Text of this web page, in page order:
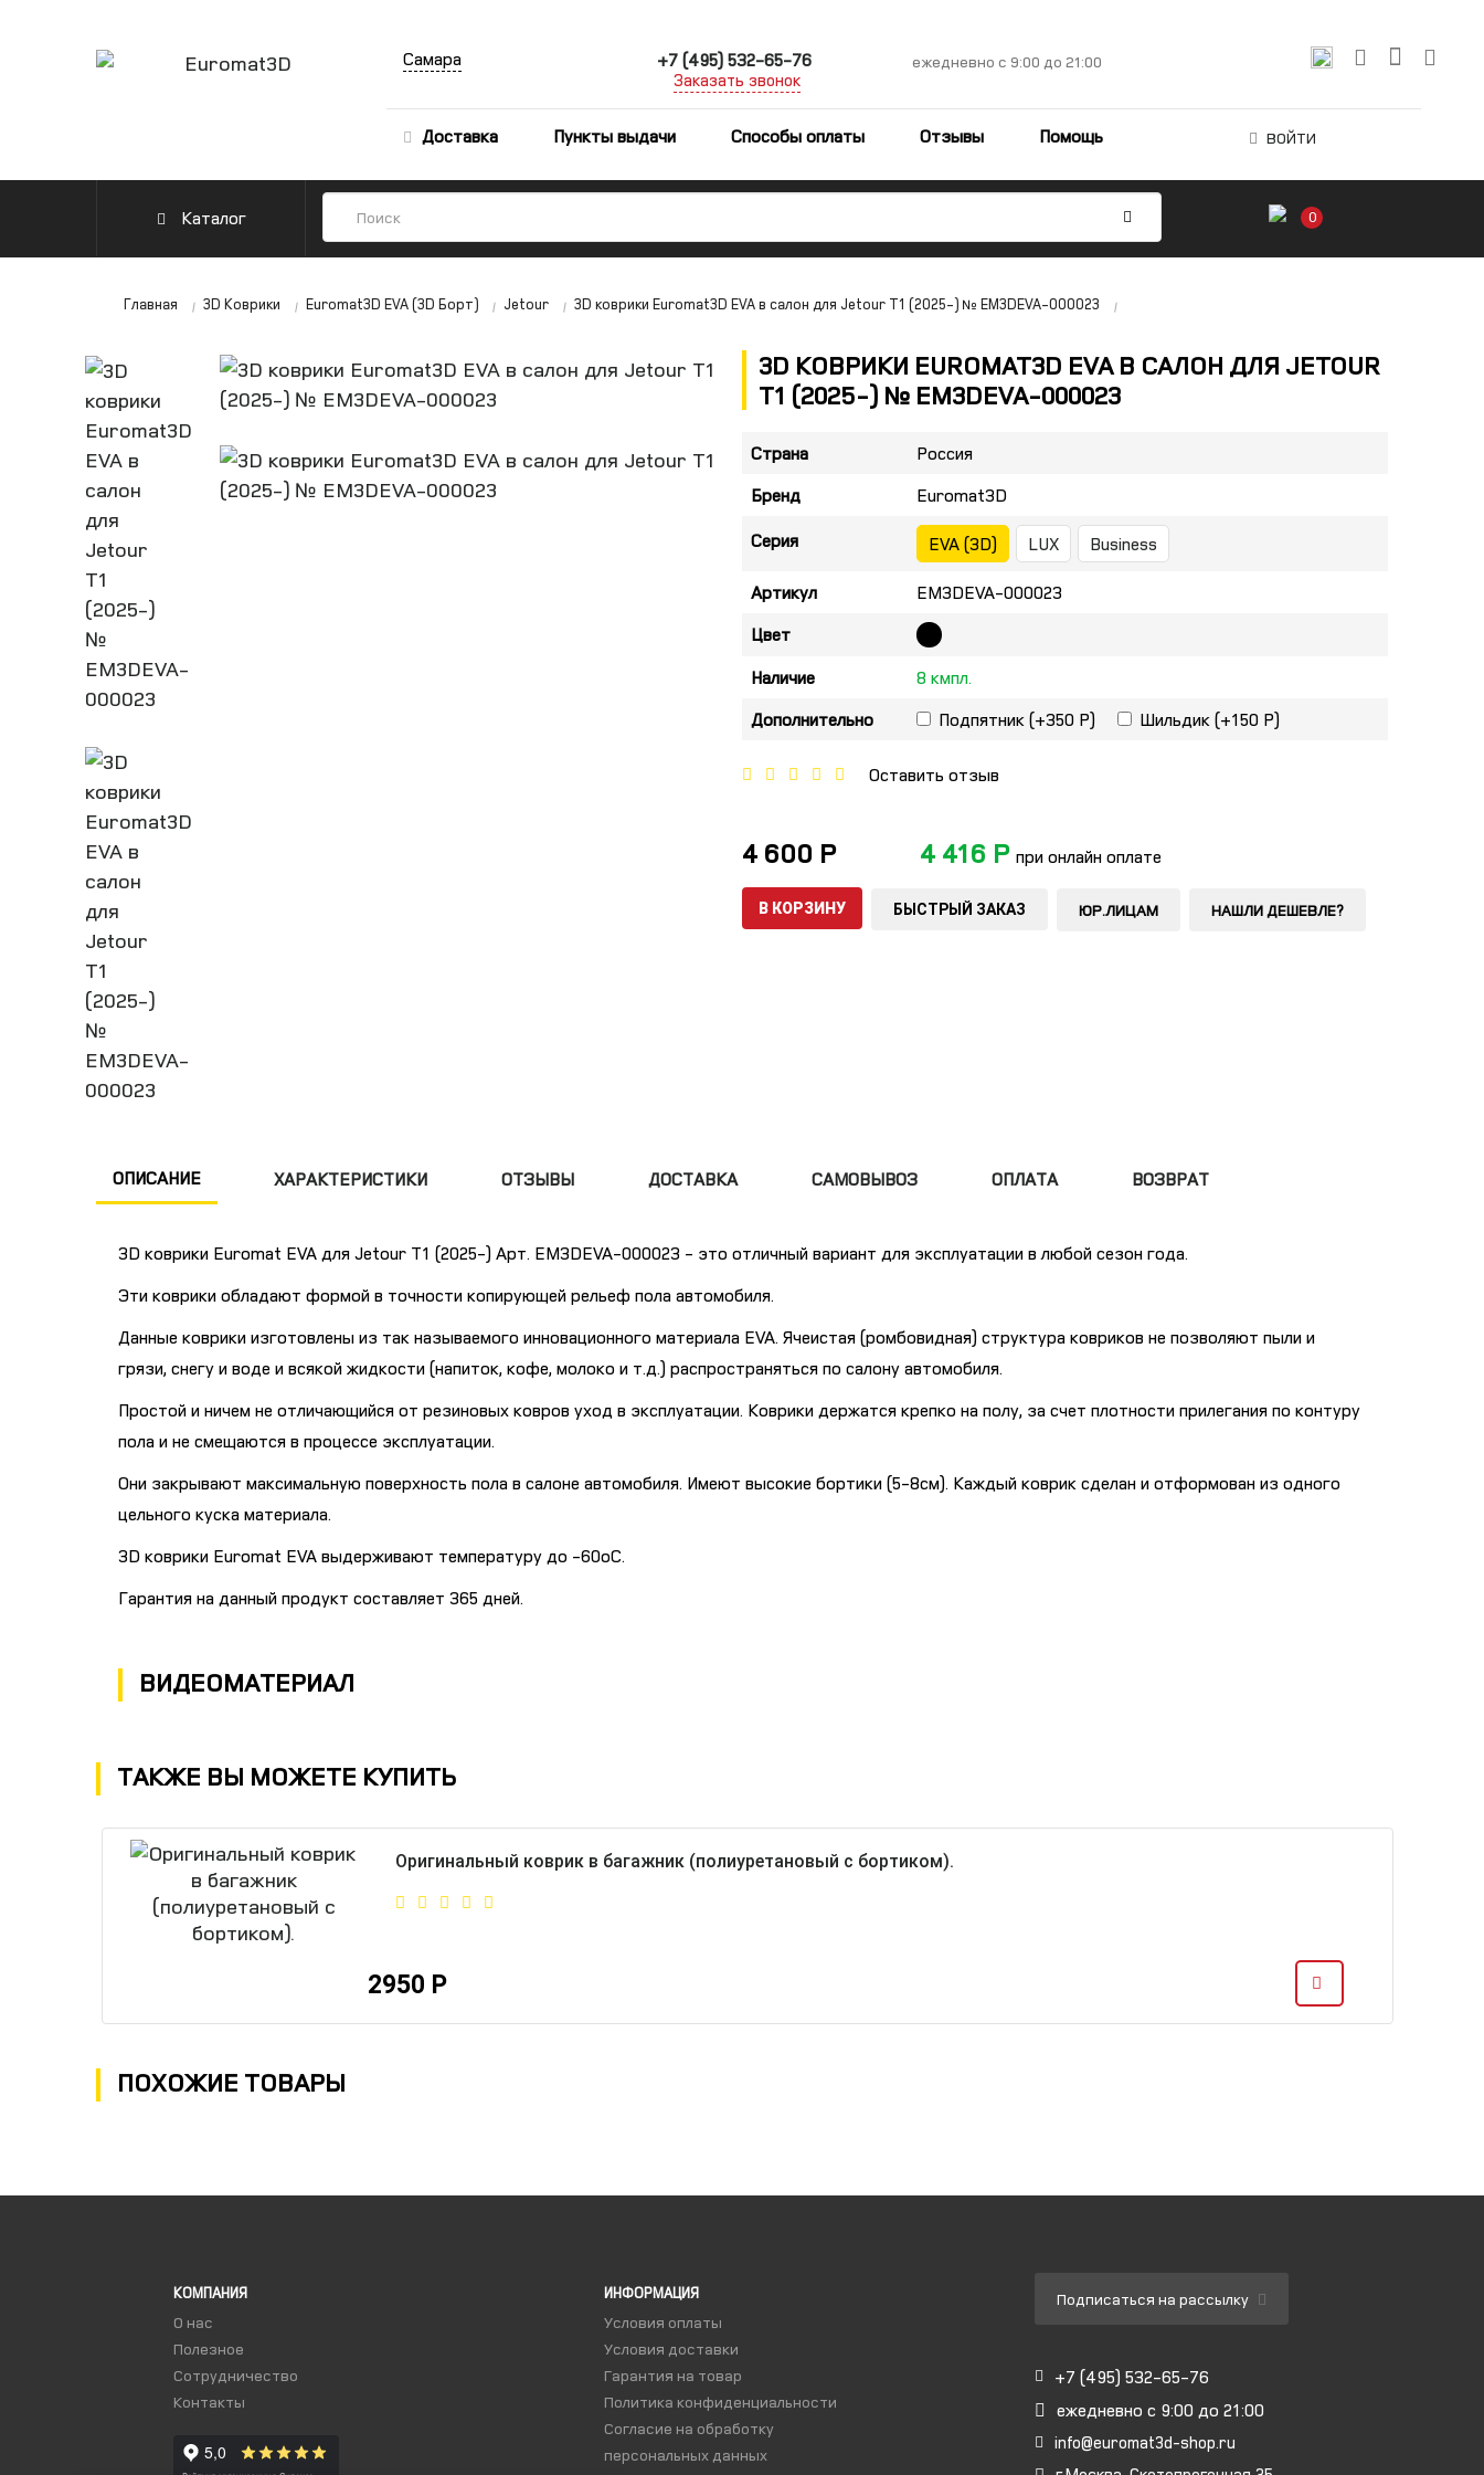
Самара +7 (495) 532-65-76
Заказать звонок
ежедневно с 9:00 до 21:00
Доставка Пункты выдачи Способы оплаты Отзывы Помощь ВОЙТИ
Каталог 0
Главная 3D Коврики Euromat3D EVA (3D Борт) Jetour 3D коврики Euromat3D EVA в салон для Jetour T1 (2025-) № EM3DEVA-000023
3D КОВРИКИ EUROMAT3D EVA В САЛОН ДЛЯ JETOUR
T1 (2025-) № EM3DEVA-000023
Страна
Россия
Бренд
Euromat3D
Серия
EVA (3D) LUX
Business
Артикул
EM3DEVA-000023
Цвет
Наличие
8 кмпл.
Дополнительно
Подпятник(+350 Р) Шильдик(+150 Р)
Оставить отзыв
4 600 Р 4 416 Р при онлайн оплате
В КОРЗИНУ БЫСТРЫЙ ЗАКАЗ ЮР.ЛИЦАМ НАШЛИ ДЕШЕВЛЕ?
ОПИСАНИЕ ХАРАКТЕРИСТИКИ ОТЗЫВЫ ДОСТАВКА САМОВЫВОЗ ОПЛАТА ВОЗВРАТ
3D коврики Euromat EVA для Jetour T1 (2025-) Арт. EM3DEVA-000023 - это отличный вариант для эксплуатации в любой сезон года.
Эти коврики обладают формой в точности копирующей рельеф пола автомобиля.
Данные коврики изготовлены из так называемого инновационного материала EVA. Ячеистая (ромбовидная) структура ковриков не позволяют пыли и
грязи, снегу и воде и всякой жидкости (напиток, кофе, молоко и т.д.) распространяться по салону автомобиля.
Простой и ничем не отличающийся от резиновых ковров уход в эксплуатации. Коврики держатся крепко на полу, за счет плотности прилегания по контуру
пола и не смещаются в процессе эксплуатации.
Они закрывают максимальную поверхность пола в салоне автомобиля. Имеют высокие бортики (5-8см). Каждый коврик сделан и отформован из одного
цельного куска материала.
3D коврики Euromat EVA выдерживают температуру до -60oC.
Гарантия на данный продукт составляет 365 дней.
ВИДЕОМАТЕРИАЛ
ТАКЖЕ ВЫ МОЖЕТЕ КУПИТЬ
Оригинальный коврик в багажник (полиуретановый с бортиком).
2950 Р
ПОХОЖИЕ ТОВАРЫ
КОМПАНИЯ
О нас
Полезное
Сотрудничество
Контакты
ИНФОРМАЦИЯ
Условия оплаты
Условия доставки
Гарантия на товар
Политика конфиденциальности
Согласие на обработку
персональных данных
Подписаться на рассылку
+7 (495) 532-65-76
ежедневно с 9:00 до 21:00
info@euromat3d-shop.ru